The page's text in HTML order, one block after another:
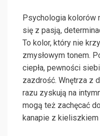
Psychologia kolorów
się z pasją,
To kolor, który nie
zmysłowym tonem.
ciepła, pewności
zazdrość. Wnętrza z
razu zyskują na
mogą też zachęcać
kanapie z